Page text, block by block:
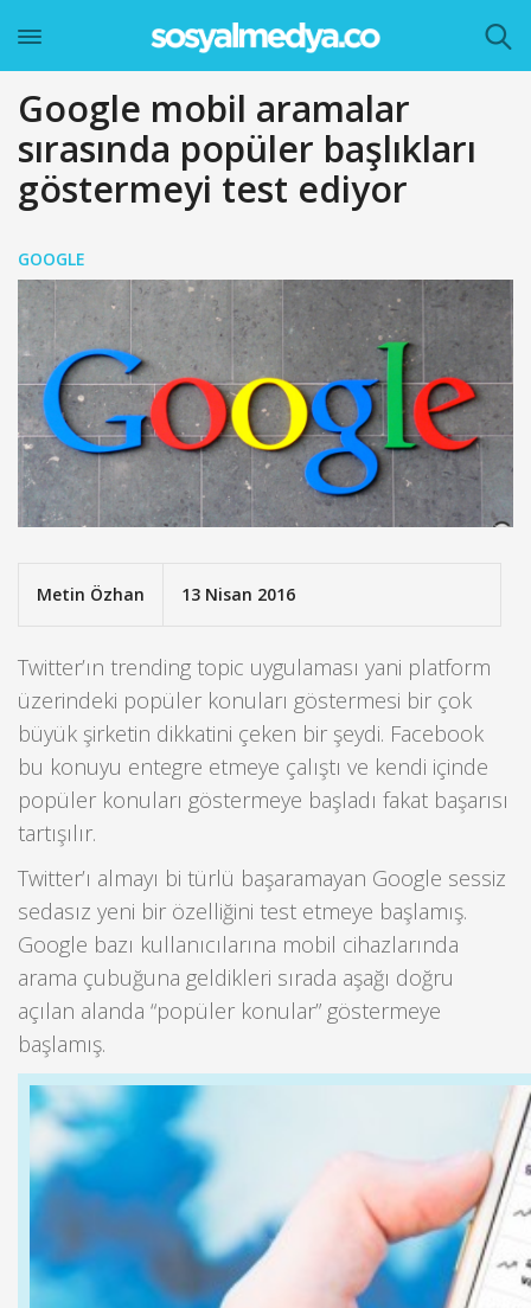
Google mobil aramalar
sırasında popüler başlıkları
göstermeyi test ediyor
GOOGLE
Metin Özhan 13 Nisan 2016
Twitter’ın trending topic uygulaması yani platform
üzerindeki popüler konuları göstermesi bir çok
büyük şirketin dikkatini çeken bir şeydi. Facebook
bu konuyu entegre etmeye çalıştı ve kendi içinde
popüler konuları göstermeye başladı fakat başarısı
tartışılır.
Twitter’ı almayı bi türlü başaramayan Google sessiz
sedasız yeni bir özelliğini test etmeye başlamış.
Google bazı kullanıcılarına mobil cihazlarında
arama çubuğuna geldikleri sırada aşağı doğru
açılan alanda “popüler konular” göstermeye
başlamış.